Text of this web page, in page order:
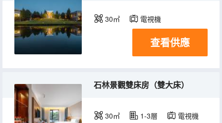
30㎡ 電視機
查看供應
石林景觀雙床房（雙大床）
30㎡ 1-3層 電視機